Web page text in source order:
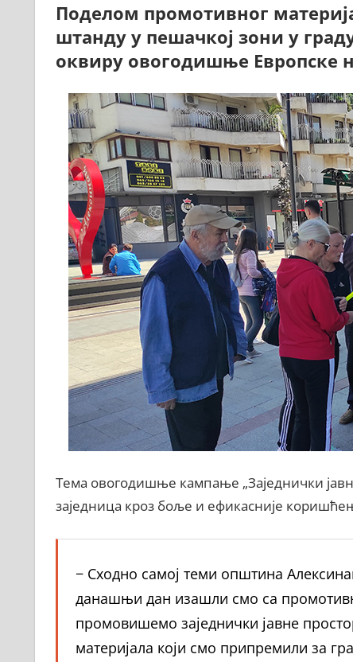
Поделом промотивног
штанду у пешачкој зони у
оквиру овогодишње Европске
Тема овогодишње кампање „Заједнички
заједница кроз боље и ефикасније
− Сходно самој теми општина
данашњи дан изашли смо са
промовишемо заједнички јавне
материјала који смо припремили за